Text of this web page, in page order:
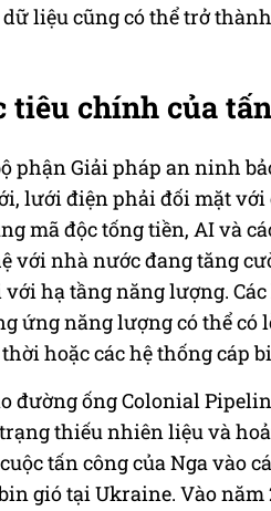
liệu cũng có thể trở
chính của
phận Giải pháp an ninh
lưới điện phải đối mặt với
mã độc tống tiền, AI và
với nhà nước đang tăng
hạ tầng năng lượng.
ứng năng lượng có thể có
hoặc các hệ thống cáp
đường ống Colonial
thiếu nhiên liệu và
tấn công của Nga vào
gió tại Ukraine. Vào năm